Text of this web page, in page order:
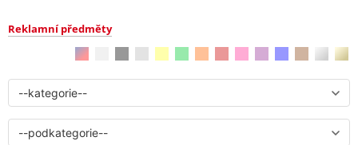
Reklamní předměty